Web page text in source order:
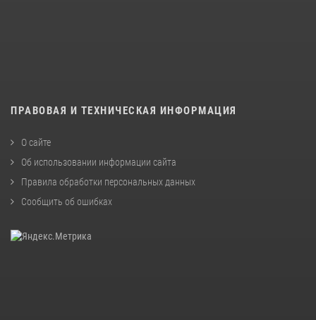
ПРАВОВАЯ И ТЕХНИЧЕСКАЯ ИНФОРМАЦИЯ
О сайте
Об использовании информации сайта
Правила обработки персональных данных
Сообщить об ошибках